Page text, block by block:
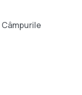
Câmpurile